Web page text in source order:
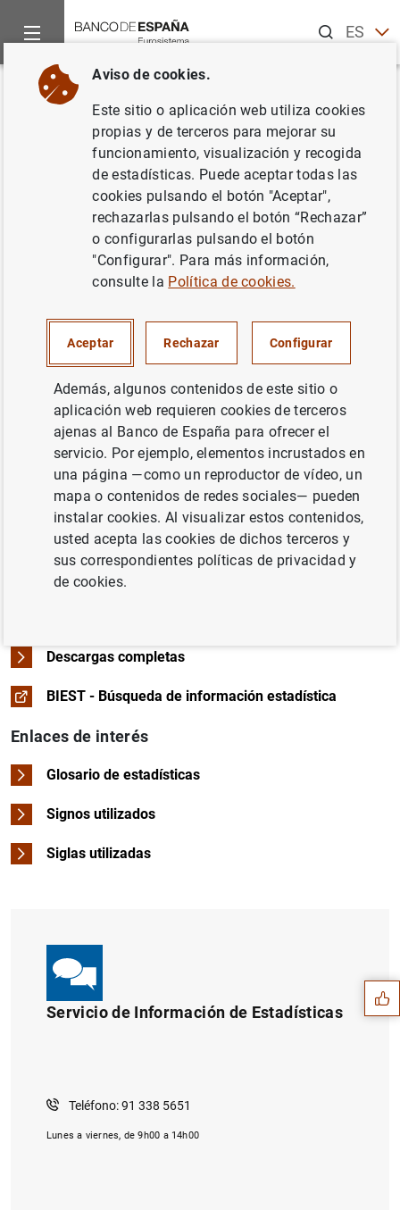
ESEN
Inicio Estadísticas
Volver
18. Estadísticas de Aduanas
18.1 - Importaciones/introducciones y
exportaciones/expediciones
Descargar
Cuadro en formato PDF
Series temporales en formato Excel
Series temporales en formato CSV
Consultar series en BIEST
A) Importaciones/introducciones
18.2 - Por productos
Descargar
Cuadro en formato PDF
Series temporales en formato Excel
Series temporales en formato CSV
Consultar series en BIEST
18.3 - Distribución geográfica
Descargar
Cuadro en formato PDF
Series temporales en formato Excel
Series temporales en formato CSV
Consultar series en BIEST
B) Exportaciones/expediciones
18.4 - Por productos
Descargar
Cuadro en formato PDF
Series temporales en formato Excel
Series temporales en formato CSV
Consultar series en BIEST
18.5 - Distribución geográfica
Descargar
Cuadro en formato PDF
Series temporales en formato Excel
Series temporales en formato CSV
Consultar series en BIEST
C) Índices de valor unitario
18.6 - Importaciones/introducciones
Descargar
Cuadro en formato PDF
Series temporales en formato Excel
Series temporales en formato CSV
Consultar series en BIEST
18.7 - Exportaciones/expediciones
Descargar
Cuadro en formato PDF
Consultar series en BIEST
Información relacionada
Modificaciones en los cuadros del Boletín Estadístico
Series temporales
Manual de uso de los archivos CSV de series
Descargas completas
BIEST - Búsqueda de información estadística
Enlaces de interés
Glosario de estadísticas
Signos utilizados
Siglas utilizadas
Servicio de Información de Estadísticas
Teléfono: 91 338 5651
Lunes a viernes, de 9h00 a 14h00
Sugerencias
Aviso de cookies.
Este sitio o aplicación web utiliza cookies
propias y de terceros para mejorar su
funcionamiento, visualización y recogida
de estadísticas. Puede aceptar todas las
cookies pulsando el botón "Aceptar",
rechazarlas pulsando el botón “Rechazar”
o configurarlas pulsando el botón
"Configurar". Para más información,
consulte la Política de cookies.
Aceptar Rechazar Configurar
Además, algunos contenidos de este sitio o
aplicación web requieren cookies de terceros
ajenas al Banco de España para ofrecer el
servicio. Por ejemplo, elementos incrustados en
una página —como un reproductor de vídeo, un
mapa o contenidos de redes sociales— pueden
instalar cookies. Al visualizar estos contenidos,
usted acepta las cookies de dichos terceros y
sus correspondientes políticas de privacidad y
de cookies.